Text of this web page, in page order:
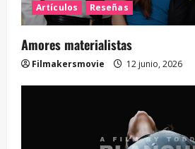
Artículos Reseñas
Amores materialistas
Filmakersmovie 12 junio, 2026